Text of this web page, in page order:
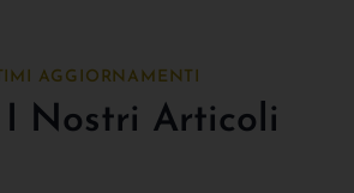
AGGIORNAMENTI
Nostri Articoli